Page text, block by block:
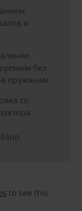
и
без
пружинам
со
to see this